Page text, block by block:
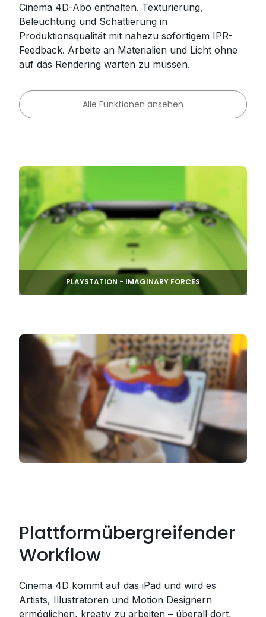
Cinema 4D-Abo enthalten. Texturierung,
Beleuchtung und Schattierung in
Produktionsqualität mit nahezu sofortigem IPR-
Feedback. Arbeite an Materialien und Licht ohne
auf das Rendering warten zu müssen.
Alle Funktionen ansehen
PLAYSTATION - IMAGINARY FORCES
Plattformübergreifender
Workflow
Cinema 4D kommt auf das iPad und wird es
Artists, Illustratoren und Motion Designern
ermöglichen, kreativ zu arbeiten – überall dort,